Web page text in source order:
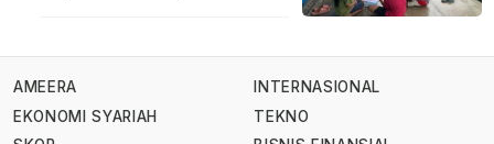
AMEERA
EKONOMI SYARIAH
INTERNASIONAL
TEKNO